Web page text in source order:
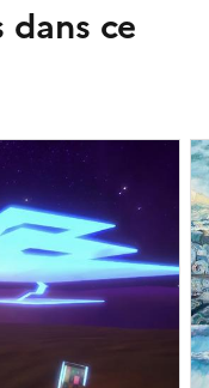
de l’art comme
ce